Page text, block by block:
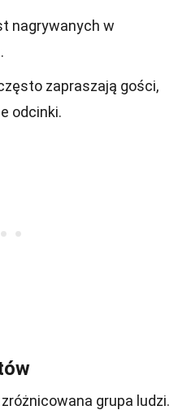
nagrywanych w
zapraszają gości,
odcinki.
grupa ludzi.